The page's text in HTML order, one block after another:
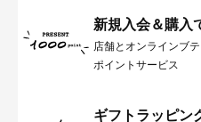
新規入会＆購入
店舗とオンラインブ
ポイントサービス
ギフトラッピン